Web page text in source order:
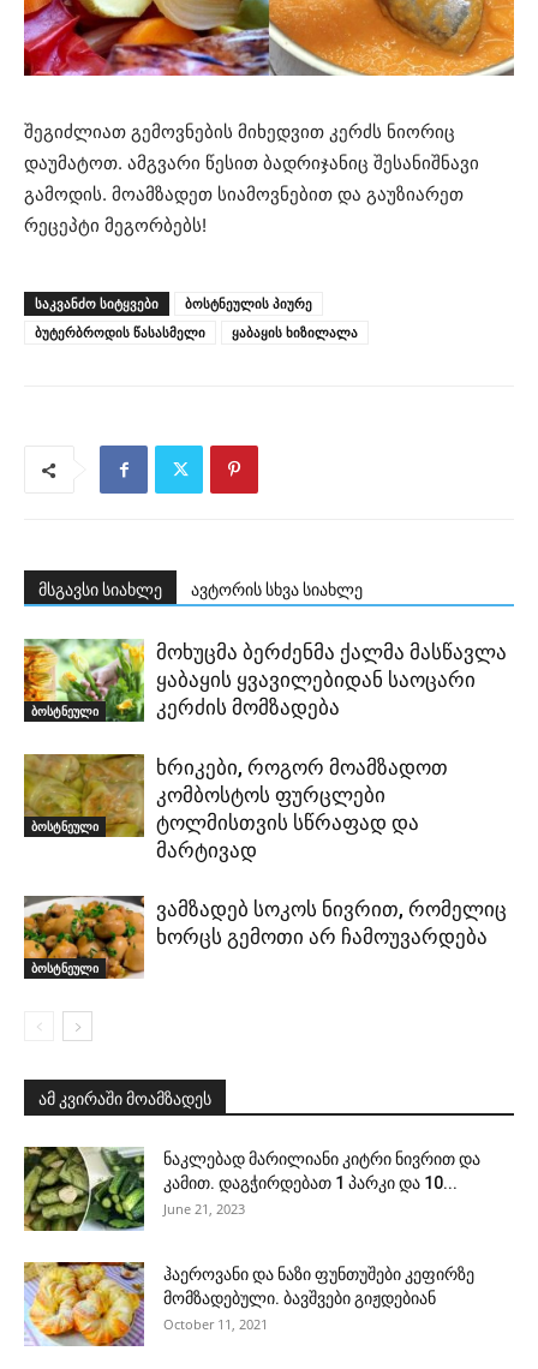
შეგიძლიათ გემოვნების მიხედვით კერძს ნიორიც
დაუმატოთ. ამგვარი წესით ბადრიჯანიც შესანიშნავი
გამოდის. მოამზადეთ სიამოვნებით და გაუზიარეთ
რეცეპტი მეგორბებს!
ᲡᲐᲙᲕᲐᲜᲫᲝ ᲡᲘᲢᲧᲕᲔᲑᲘ
ბოსტნეულის პიურე
ბუტერბროდის წასასმელი
ყაბაყის ხიზილალა
მსგავსი სიახლე ავტორის სხვა სიახლე
ბოსტნეული
მოხუცმა ბერძენმა ქალმა მასწავლა
ყაბაყის ყვავილებიდან საოცარი
კერძის მომზადება
ბოსტნეული
ხრიკები, როგორ მოამზადოთ
კომბოსტოს ფურცლები
ტოლმისთვის სწრაფად და
მარტივად
ბოსტნეული
ვამზადებ სოკოს ნივრით, რომელიც
ხორცს გემოთი არ ჩამოუვარდება
ამ კვირაში მოამზადეს
ნაკლებად მარილიანი კიტრი ნივრით და
კამით. დაგჭირდებათ 1 პარკი და 10...
June 21, 2023
ჰაეროვანი და ნაზი ფუნთუშები კეფირზე
მომზადებული. ბავშვები გიჟდებიან
October 11, 2021